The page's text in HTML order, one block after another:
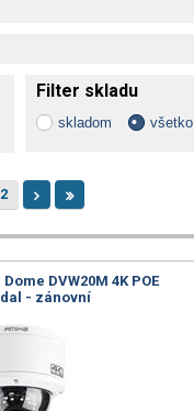
Filter skladu
skladom všetko
2
DVW20M 4K POE
- zánovní